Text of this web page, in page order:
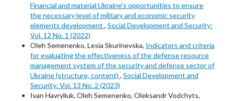
Financial and material Ukraine's opportunities to ensure
the necessary level of military and economic security
elements development , Social Development and Security:
Vol. 12 No. 1 (2022)
Oleh Semenenko, Lesia Skurinevska, Indicators and criteria
for evaluating the effectiveness of the defense resource
management system of the security and defense sector of
Ukraine (structure, content) , Social Development and
Security: Vol. 13 No. 2 (2023)
Ivan Havryliuk, Oleh Semenenko, Oleksandr Vodchyts,